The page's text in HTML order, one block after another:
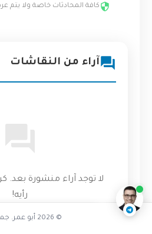
كافة المحادثات خاصة ولا يتم
آراء من النقاشات
لا توجد آراء منشورة بعد.
رأيه!
© 2026 أبو عمر. جميع الحقوق محفوظة.